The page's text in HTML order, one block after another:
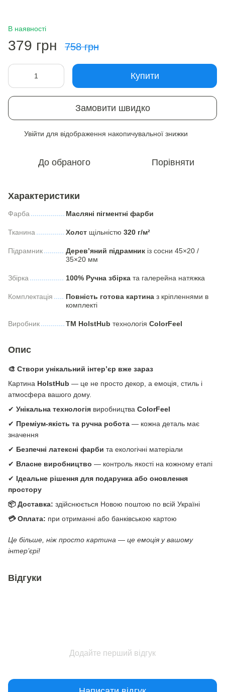
В наявності
379 грн 758 грн
Купити
Замовити швидко
Увійти для відображення накопичувальної знижки
До обраного Порівняти
Характеристики
Фарба Масляні пігментні фарби
Тканина Холст щільністю 320 г/м²
Підрамник Дерев’яний підрамник із сосни 45×20 /
35×20 мм
Збірка 100% Ручна збірка та галерейна натяжка
Комплектація Повність готова картина з кріпленнями в
комплекті
Виробник ТМ HolstHub технологія СolorFeel
Опис
🎨 Створи унікальний інтер’єр вже зараз
Картина HolstHub — це не просто декор, а емоція, стиль і
атмосфера вашого дому.
✔ Унікальна технологія виробництва ColorFeel
✔ Преміум-якість та ручна робота — кожна деталь має
значення
✔ Безпечні латексні фарби та екологічні матеріали
✔ Власне виробництво — контроль якості на кожному етапі
✔ Ідеальне рішення для подарунка або оновлення
простору
📦 Доставка: здійснюється Новою поштою по всій Україні
💳 Оплата: при отриманні або банківською картою
Це більше, ніж просто картина — це емоція у вашому
інтер’єрі!
Відгуки
Додайте перший відгук